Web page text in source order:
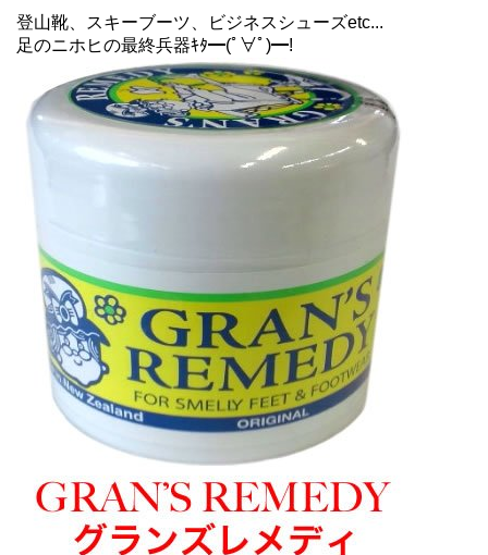
登山靴、スキーブーツ、ビジネスシューズetc...
足のニホヒの最終兵器ｷﾀ━(ﾟ∀ﾟ)━!